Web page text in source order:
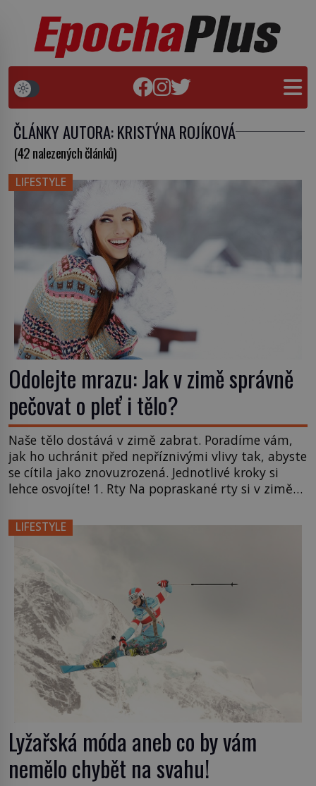
ČLÁNKY AUTORA: KRISTÝNA ROJÍKOVÁ
(42 nalezených článků)
LIFESTYLE
Odolejte mrazu: Jak v zimě správně
pečovat o pleť i tělo?
Naše tělo dostává v zimě zabrat. Poradíme vám,
jak ho uchránit před nepříznivými vlivy tak, abyste
se cítila jako znovuzrozená. Jednotlivé kroky si
lehce osvojíte! 1. Rty Na popraskané rty si v zimě
Pak při sobě vždy noste hydratační balzám a
používejte ho klidně i několikrát denně. Jednou […]
LIFESTYLE
Lyžařská móda aneb co by vám
nemělo chybět na svahu!